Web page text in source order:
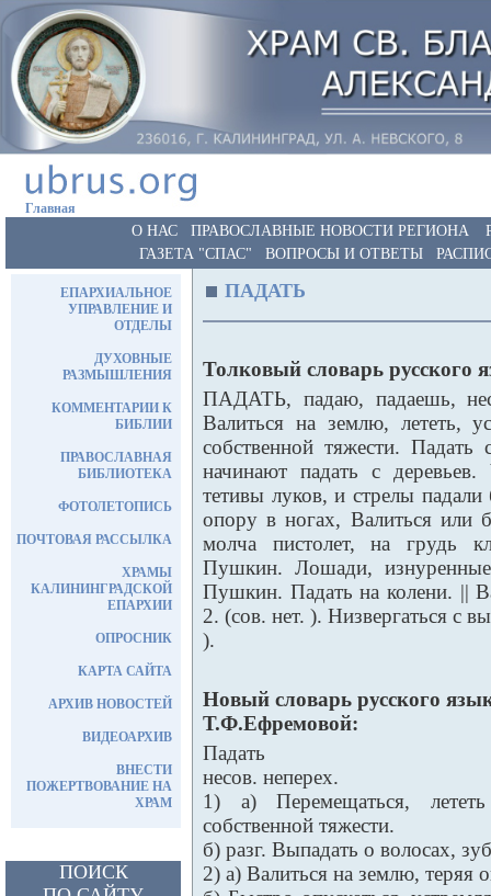
Главная
О НАС ПРАВОСЛАВНЫЕ НОВОСТИ РЕГИОНА
ГАЗЕТА "СПАС"
ВОПРОСЫ И ОТВЕТЫ
ЕПАРХИАЛЬНОЕ
УПРАВЛЕНИЕ И
ОТДЕЛЫ
ДУХОВНЫЕ
РАЗМЫШЛЕНИЯ
КОММЕНТАРИИ К
БИБЛИИ
ПРАВОСЛАВНАЯ
БИБЛИОТЕКА
ФОТОЛЕТОПИСЬ
ПОЧТОВАЯ РАССЫЛКА
ХРАМЫ
КАЛИНИНГРАДСКОЙ
ЕПАРХИИ
ОПРОСНИК
КАРТА САЙТА
АРХИВ НОВОСТЕЙ
ВИДЕОАРХИВ
ВНЕСТИ
ПОЖЕРТВОВАНИЕ НА
ХРАМ
ПОИСК
ПАДАТЬ
Толковый словарь
ПАДАТЬ, падаю, падаешь,
Валиться на землю, лететь,
собственной тяжести.
начинают падать с
тетивы луков, и стрелы
опору в ногах, Валиться или
молча пистолет, на грудь
Пушкин. Лошади,
Пушкин. Падать на колени. ||
2. (сов. нет. ). Низвергаться с
).
Новый словарь русского
Т.Ф.Ефремовой:
Падать
несов. неперех.
1) а) Перемещаться,
собственной тяжести.
б) разг. Выпадать о волосах,
2) а) Валиться на землю, теряя